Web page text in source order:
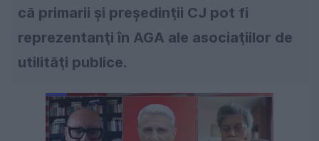
că primarii şi preşedinţii CJ pot fi
reprezentanţi în AGA ale asociaţiilor de
utilităţi publice.